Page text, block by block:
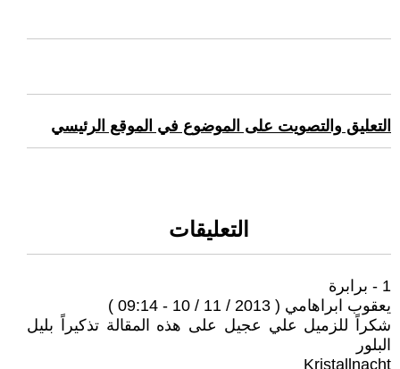
التعليق والتصويت على الموضوع في الموقع الرئيسي
التعليقات
1 - برابرة
يعقوب ابراهامي ( 2013 / 11 / 10 - 09:14 )
شكراً للزميل علي عجيل على هذه المقالة تذكيراً بليل
البلور
Kristallnacht